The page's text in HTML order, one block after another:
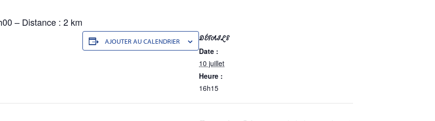
– Distance : 2 km
AJOUTER AU CALENDRIER
DÉTAILS
Date :
10 juillet
Heure :
16h15